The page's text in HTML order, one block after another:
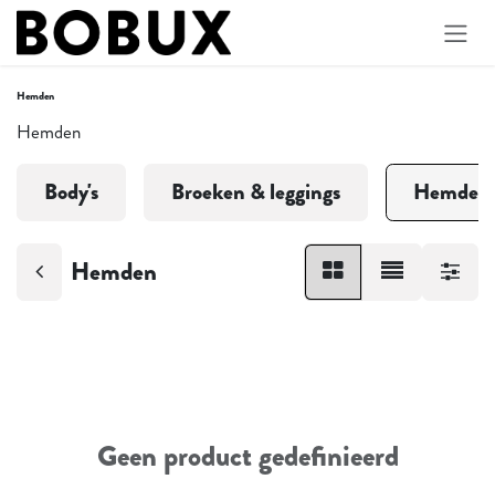
Overslaan naar inhoud
Hemden
Hemden
Body's Broeken & leggings Hemden
Hemden
Geen product gedefinieerd